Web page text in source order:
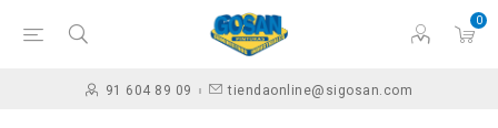
0
91 604 89 09 tiendaonline@sigosan.com